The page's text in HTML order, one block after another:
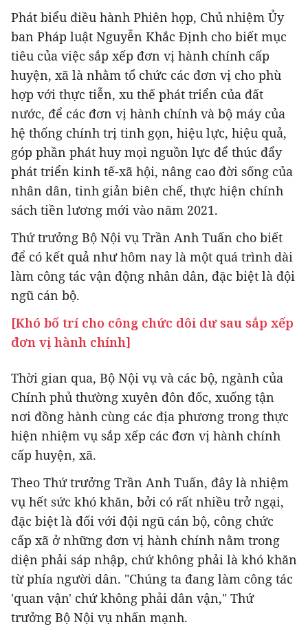
Phát biểu điều hành Phiên họp, Chủ nhiệm Ủy
ban Pháp luật Nguyễn Khắc Định cho biết mục
tiêu của việc sắp xếp đơn vị hành chính cấp
huyện, xã là nhằm tổ chức các đơn vị cho phù
hợp với thực tiễn, xu thế phát triển của đất
nước, để các đơn vị hành chính và bộ máy của
hệ thống chính trị tinh gọn, hiệu lực, hiệu quả,
góp phần phát huy mọi nguồn lực để thúc đẩy
phát triển kinh tế-xã hội, nâng cao đời sống của
nhân dân, tinh giản biên chế, thực hiện chính
sách tiền lương mới vào năm 2021.
Thứ trưởng Bộ Nội vụ Trần Anh Tuấn cho biết
để có kết quả như hôm nay là một quá trình dài
làm công tác vận động nhân dân, đặc biệt là đội
ngũ cán bộ.
[Khó bố trí cho công chức dôi dư sau sắp xếp
đơn vị hành chính]
Thời gian qua, Bộ Nội vụ và các bộ, ngành của
Chính phủ thường xuyên đôn đốc, xuống tận
nơi đồng hành cùng các địa phương trong thực
hiện nhiệm vụ sắp xếp các đơn vị hành chính
cấp huyện, xã.
Theo Thứ trưởng Trần Anh Tuấn, đây là nhiệm
vụ hết sức khó khăn, bởi có rất nhiều trở ngại,
đặc biệt là đối với đội ngũ cán bộ, công chức
cấp xã ở những đơn vị hành chính nằm trong
diện phải sáp nhập, chứ không phải là khó khăn
từ phía người dân. "Chúng ta đang làm công tác
'quan vận' chứ không phải dân vận," Thứ
trưởng Bộ Nội vụ nhấn mạnh.